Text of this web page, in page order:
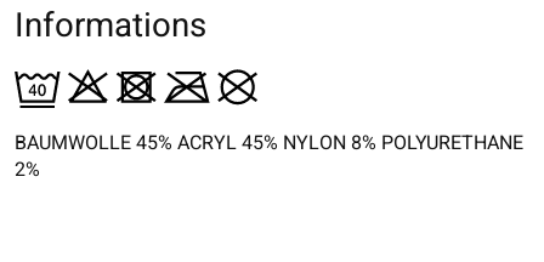
Informations
BAUMWOLLE 45% ACRYL 45% NYLON 8% POLYURETHANE
2%